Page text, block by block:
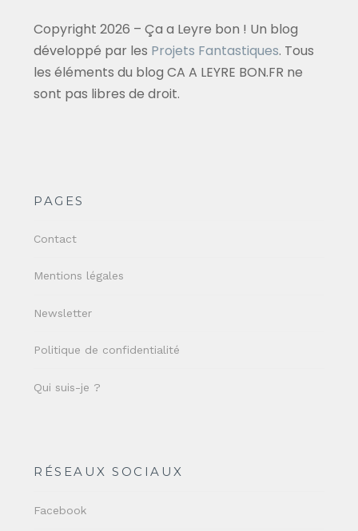
Copyright 2026 – Ça a Leyre bon ! Un blog
développé par les Projets Fantastiques. Tous
les éléments du blog CA A LEYRE BON.FR ne
sont pas libres de droit.
PAGES
Contact
Mentions légales
Newsletter
Politique de confidentialité
Qui suis-je ?
RÉSEAUX SOCIAUX
Facebook